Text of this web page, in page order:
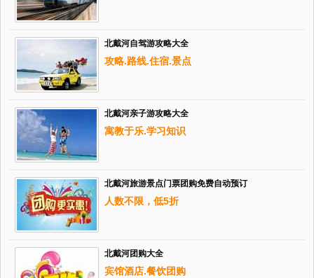
北戴河自驾游攻略大全
攻略.路线.住宿.景点
北戴河亲子游攻略大全
寓教于乐.学习知识
北戴河旅游景点门票团购免费自动预订
人数不限，低5折
北戴河团购大全
宾馆酒店.餐饮团购